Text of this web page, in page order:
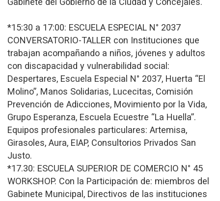
*15:30 a 17:00: ESCUELA ESPECIAL N° 2037
CONVERSATORIO-TALLER con Instituciones que
trabajan acompañando a niños, jóvenes y adultos
con discapacidad y vulnerabilidad social:
Despertares, Escuela Especial N° 2037, Huerta “El
Molino”, Manos Solidarias, Lucecitas, Comisión
Prevención de Adicciones, Movimiento por la Vida,
Grupo Esperanza, Escuela Ecuestre “La Huella”.
Equipos profesionales particulares: Artemisa,
Girasoles, Aura, EIAP, Consultorios Privados San
Justo.
*17.30: ESCUELA SUPERIOR DE COMERCIO N° 45
WORKSHOP. Con la Participación de: miembros del
Gabinete Municipal, Directivos de las instituciones